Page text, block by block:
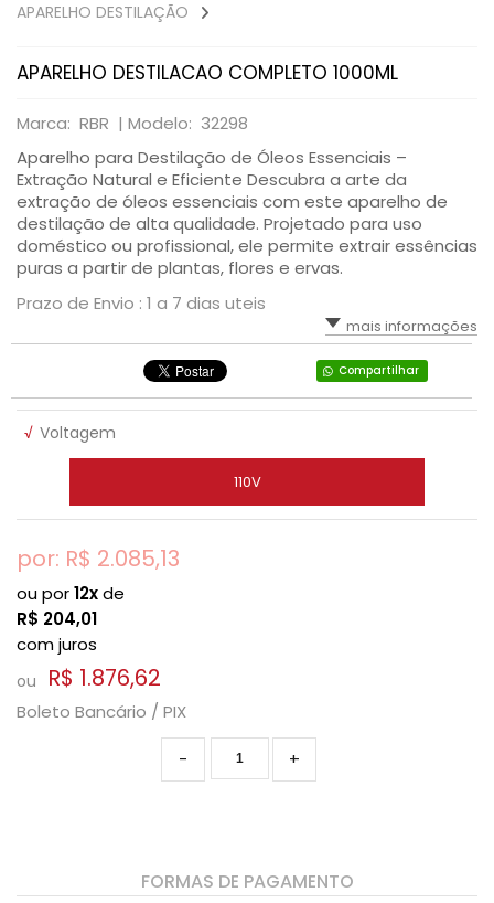
APARELHO DESTILAÇÃO
APARELHO DESTILACAO COMPLETO 1000ML
Marca: RBR | Modelo: 32298
Aparelho para Destilação de Óleos Essenciais –
Extração Natural e Eficiente Descubra a arte da
extração de óleos essenciais com este aparelho de
destilação de alta qualidade. Projetado para uso
doméstico ou profissional, ele permite extrair essências
puras a partir de plantas, flores e ervas.
Prazo de Envio : 1 a 7 dias uteis
mais informações
Compartilhar
√ Voltagem
110V
por: R$ 2.085,13
ou por12xde
R$ 204,01
com juros
ou R$ 1.876,62
Boleto Bancário / PIX
+
-
FORMAS DE PAGAMENTO